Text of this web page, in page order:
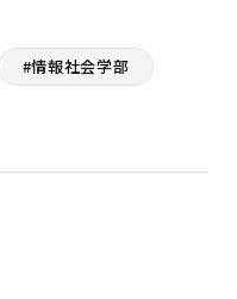
#情報社会学部